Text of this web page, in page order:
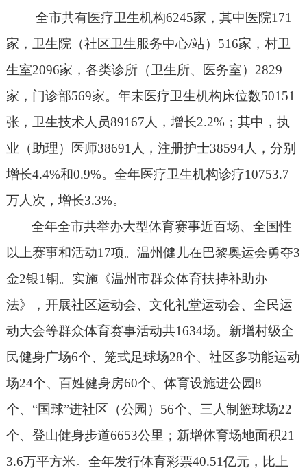
全市共有医疗卫生机构6245家，其中医院171
家，卫生院（社区卫生服务中心/站） 516家，村卫
生室2096家，各类诊所（卫生所、医务室） 2829
家，门诊部569家。年末医疗卫生机构床位数50151
张，卫生技术人员89167人，增长2.2%；其中，执
业（助理）医师38691人，注册护士38594人，分别
增长4.4%和0.9%。全年医疗卫生机构诊疗10753.7
万人次，增长3.3%。
全年全市共举办大型体育赛事近百场、全国性
以上赛事和活动17项。温州健儿在巴黎奥运会勇夺3
金2银1铜。实施《温州市群众体育扶持补助办
法》，开展社区运动会、文化礼堂运动会、全民运
动大会等群众体育赛事活动共1634场。新增村级全
民健身广场6个、笼式足球场28个、社区多功能运动
场24个、百姓健身房60个、体育设施进公园8
个、“国球”进社区（公园） 56个、三人制篮球场22
个、登山健身步道6653公里；新增体育场地面积21
3.6万平方米。全年发行体育彩票40.51亿元，比上